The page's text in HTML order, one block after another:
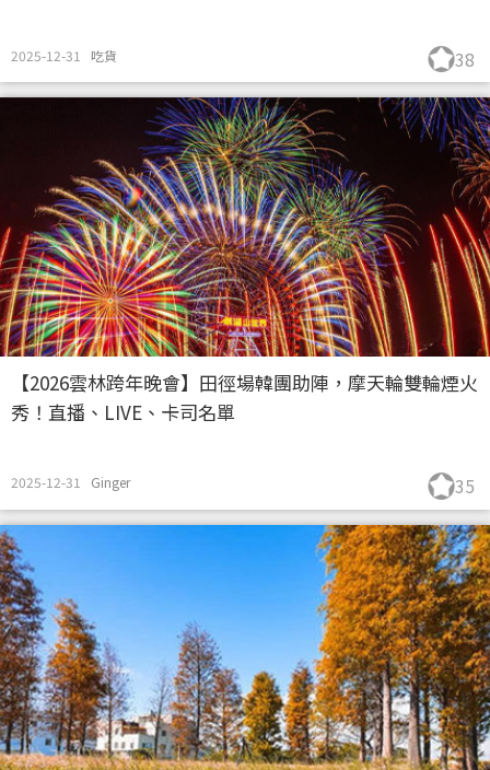
2025-12-31 吃貨 38
【2026雲林跨年晚會】田徑場韓團助陣，摩天輪雙輪煙火
秀！直播、LIVE、卡司名單
2025-12-31 Ginger 35